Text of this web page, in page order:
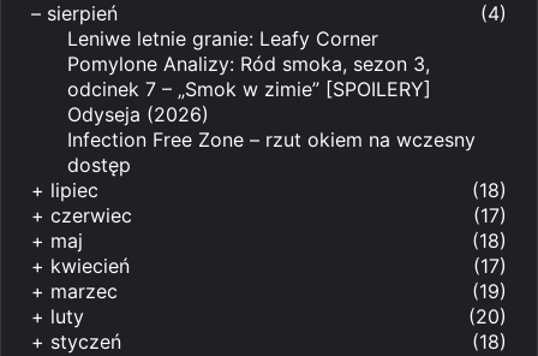
– sierpień
(4)
Leniwe letnie granie: Leafy Corner
Pomylone Analizy: Ród smoka, sezon 3,
odcinek 7 – „Smok w zimie” [SPOILERY]
Odyseja (2026)
Infection Free Zone – rzut okiem na wczesny
dostęp
+ lipiec
(18)
+ czerwiec
(17)
+ maj
(18)
+ kwiecień
(17)
+ marzec
(19)
+ luty
(20)
+ styczeń
(18)